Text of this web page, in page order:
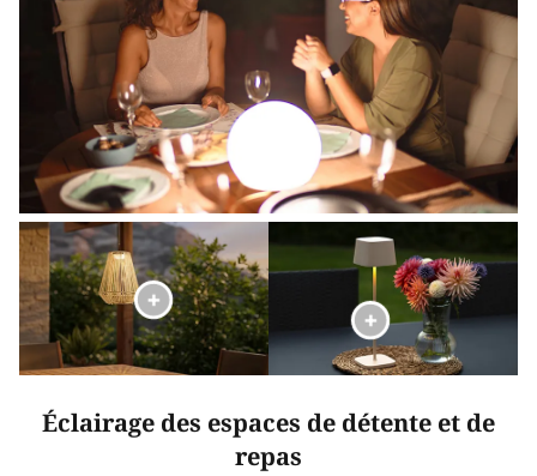
Éclairage des espaces de détente et de
repas